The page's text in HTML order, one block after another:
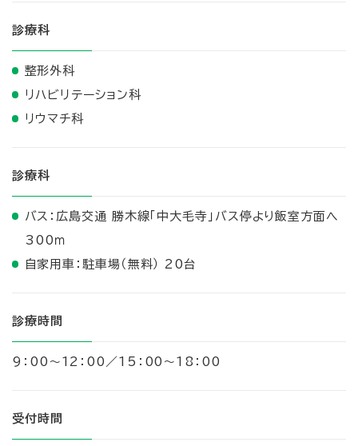
診療科
整形外科
リハビリテーション科
リウマチ科
診療科
バス：広島交通 勝木線「中大毛寺」バス停より飯室方面へ
300ｍ
自家用車：駐車場（無料） 20台
診療時間
9：00～12：00／15：00～18：00
受付時間